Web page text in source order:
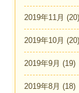
2019年11月 (20)
2019年10月 (20)
2019年9月 (19)
2019年8月 (18)